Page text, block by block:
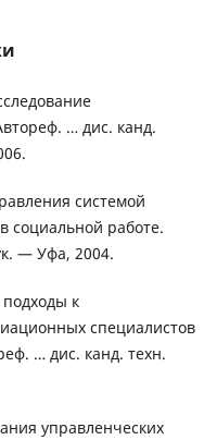
… дис. канд.
системой
социальной работе.
— Уфа, 2004.
к
специалистов
… дис. канд. техн.
управленческих